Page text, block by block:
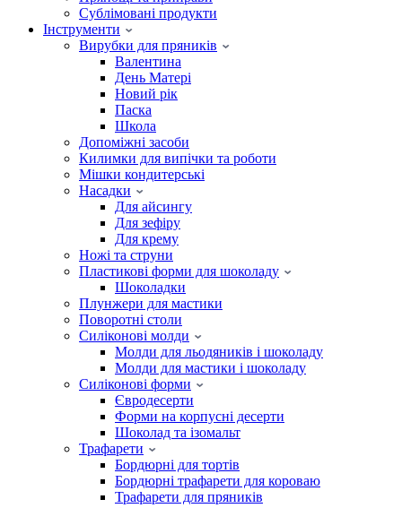
Сублімовані продукти
Інструменти
Вирубки для пряників
Валентина
День Матері
Новий рік
Паска
Школа
Допоміжні засоби
Килимки для випічки та роботи
Мішки кондитерські
Насадки
Для айсингу
Для зефіру
Для крему
Ножі та струни
Пластикові форми для шоколаду
Шоколадки
Плунжери для мастики
Поворотні столи
Силіконові молди
Молди для льодяників і шоколаду
Молди для мастики і шоколаду
Силіконові форми
Євродесерти
Форми на корпусні десерти
Шоколад та ізомальт
Трафарети
Бордюрні для тортів
Бордюрні трафарети для короваю
Трафарети для пряників